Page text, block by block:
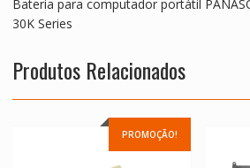
Bateria para computador portátil
30K Series
Produtos Relacionados
PROMOÇÃO!